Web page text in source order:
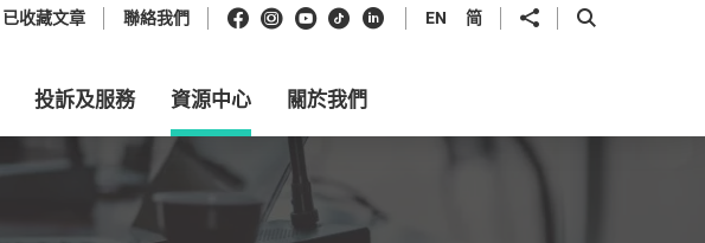
已收藏文章 聯絡我們 Facebook
Instagram
Youtube
抖音領英 EN 简 分享到 開啟搜尋框
投訴及服務 資源中心 關於我們